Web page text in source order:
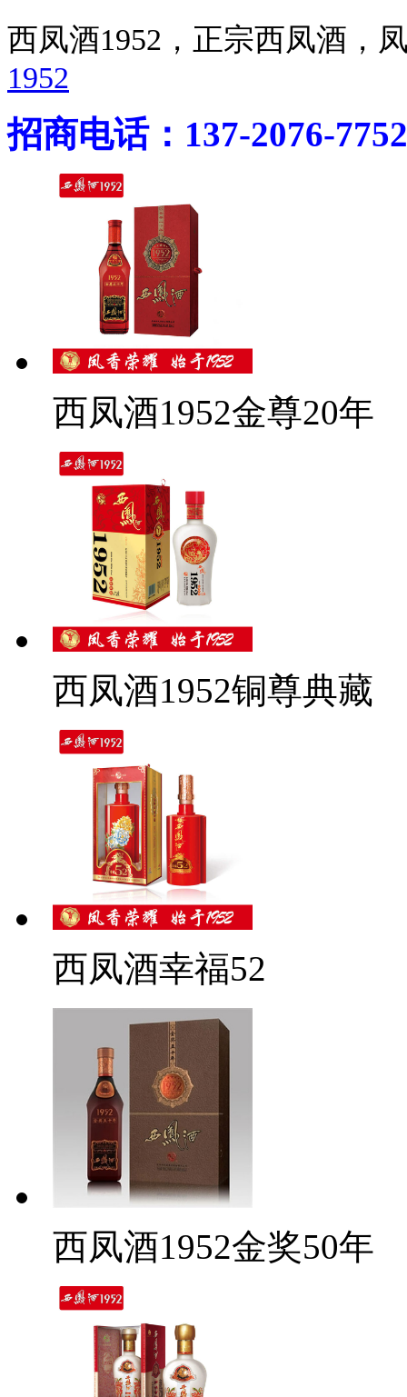
西凤酒1952，正宗西凤酒
1952
招商电话：137-2076-7752
西凤酒1952金尊20年
西凤酒1952铜尊典藏
西凤酒幸福52
西凤酒1952金奖50年